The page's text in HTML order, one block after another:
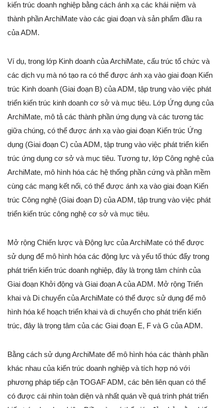
kiến trúc doanh nghiệp bằng cách ánh xạ các khái niệm và
thành phần ArchiMate vào các giai đoạn và sản phẩm đầu ra
của ADM.
Ví dụ, trong lớp Kinh doanh của ArchiMate, cấu trúc tổ chức và
các dịch vụ mà nó tạo ra có thể được ánh xạ vào giai đoạn Kiến
trúc Kinh doanh (Giai đoạn B) của ADM, tập trung vào việc phát
triển kiến trúc kinh doanh cơ sở và mục tiêu. Lớp Ứng dụng của
ArchiMate, mô tả các thành phần ứng dụng và các tương tác
giữa chúng, có thể được ánh xạ vào giai đoạn Kiến trúc Ứng
dụng (Giai đoạn C) của ADM, tập trung vào việc phát triển kiến
trúc ứng dụng cơ sở và mục tiêu. Tương tự, lớp Công nghệ của
ArchiMate, mô hình hóa các hệ thống phần cứng và phần mềm
cùng các mạng kết nối, có thể được ánh xạ vào giai đoạn Kiến
trúc Công nghệ (Giai đoạn D) của ADM, tập trung vào việc phát
triển kiến trúc công nghệ cơ sở và mục tiêu.
Mở rộng Chiến lược và Động lực của ArchiMate có thể được
sử dụng để mô hình hóa các động lực và yếu tố thúc đẩy trong
phát triển kiến trúc doanh nghiệp, đây là trọng tâm chính của
Giai đoạn Khởi động và Giai đoạn A của ADM. Mở rộng Triển
khai và Di chuyển của ArchiMate có thể được sử dụng để mô
hình hóa kế hoạch triển khai và di chuyển cho phát triển kiến
trúc, đây là trọng tâm của các Giai đoạn E, F và G của ADM.
Bằng cách sử dụng ArchiMate để mô hình hóa các thành phần
khác nhau của kiến trúc doanh nghiệp và tích hợp nó với
phương pháp tiếp cận TOGAF ADM, các bên liên quan có thể
có được cái nhìn toàn diện và nhất quán về quá trình phát triển